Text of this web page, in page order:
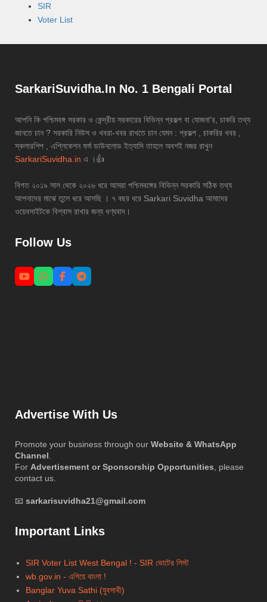
SIR
Voter List
SarkariSuvidha.In No. 1 Bengali Portal
আপনি কি পশ্চিমবঙ্গ সরকার ও কেন্দ্রীয় সরকারের বিভিন্ন প্রকল্প বা যোজনা'র, চাকরি তথ্য
জানতে চান ? সরকারি নিউস ও খবরা-খবর রাখতে চান যেমন : প্রকল্প , চাকরির খবর ,
স্কলারশিপ , এপ্লিকেশন ফর্ম ডাউনলোড ইত্যাদি তাহলে অবশই নজর রাখুন
SarkariSuvidha.in এ ।👍
বিগত ২০১৯ সাল থেকে ২০২৬ ধরে আমরা পশ্চিমবঙ্গের বিভিন্ন সরকারি সঠিক তথ্য
আপনাদের মাঝে তুলে ধরে আসছি । ৭ বছর ধরে Sarkari Suvidha আমাদের
ওয়েবসাইটকে বিশ্বাস রাখার জন্য ধণ্যবাদ।
Follow Us
Advertise With Us
Promote your business through our Website & WhatsApp
Channel.
For Advertisement or Sponsorship Opportunities, please
contact us.
📧 sarkarisuvidha21@gmail.com
Important Links
SIR Voter List West Bengal ! - SIR ভোটের লিস্ট
wb.gov.in - এগিয়ে বাংলা !
Banglar Yuva Sathi (যুবসাথী)